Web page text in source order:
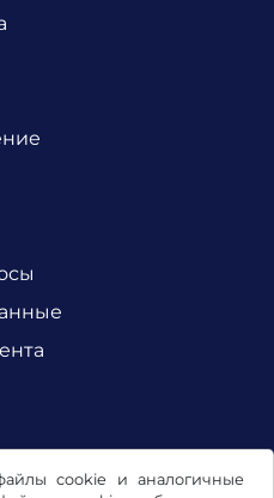
cookie и аналогичные